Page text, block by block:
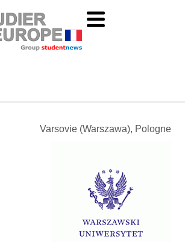
Varsovie (Warszawa), Pologne